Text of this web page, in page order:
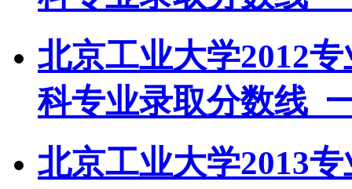
北京工业大学2012
科专业录取分数线_
北京工业大学2013